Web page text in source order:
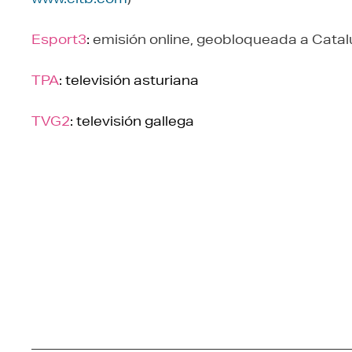
Esport3: emisión online, geobloqueada a
TPA: televisión asturiana
TVG2: televisión gallega